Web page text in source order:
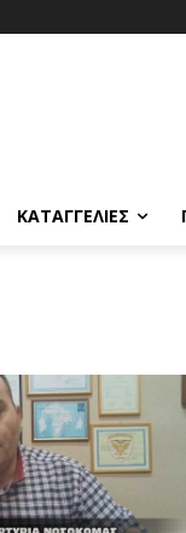
ΚΑΤΑΓΓΕΛΙΕΣ